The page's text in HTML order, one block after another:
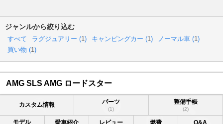
ジャンルから絞り込む
すべて ラグジュアリー (1 ) キャンピングカー (1 ) ノーマル車 (1 )
買い物 (1 )
AMG SLS AMG ロードスター
カスタム情報 パーツ
(1)
整備手帳
(2)
モデル
愛車紹介 レビュー 燃費 Q&A